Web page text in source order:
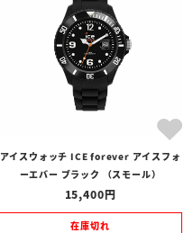
アイスウォッチ ICE forever アイスフォ
ーエバー ブラック （スモール）
15,400
在庫切れ